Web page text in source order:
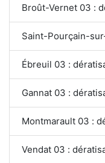
Broût-Vernet 03 :
Saint-Pourçain-
Ébreuil 03 :
Gannat 03 :
Montmarault 03 :
Vendat 03 :